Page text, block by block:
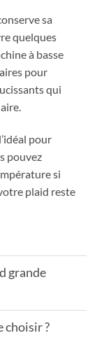
sa
quelques
à basse
pour
qui
pour
pouvez
si
plaid reste
grande
choisir ?